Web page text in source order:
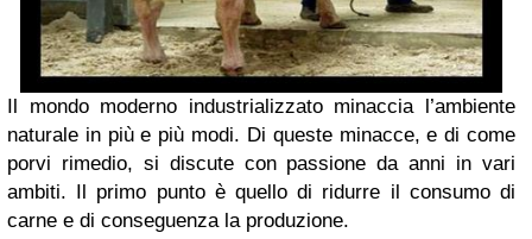
Il mondo moderno industrializzato minaccia l’ambiente
naturale in più e più modi. Di queste minacce, e di come
porvi rimedio, si discute con passione da anni in vari
ambiti. Il primo punto è quello di ridurre il consumo di
carne e di conseguenza la produzione.